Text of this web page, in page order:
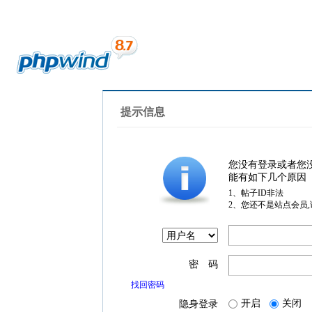
提示信息
您没有登录或者您
能有如下几个原因
1、帖子ID非法
2、您还不是站点会员
密 码
找回密码
隐身登录 开启 关闭